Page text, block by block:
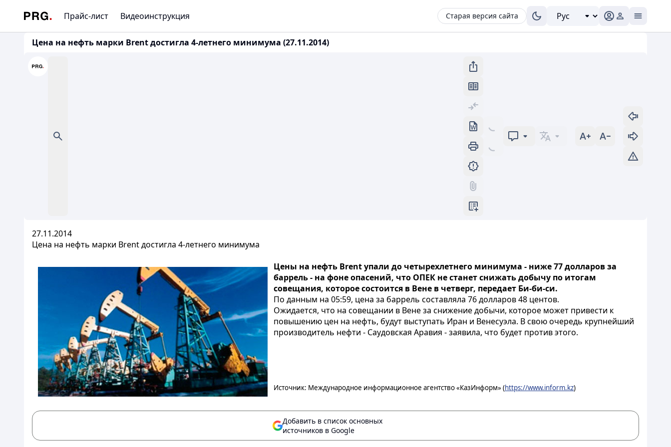
Прайс-лист Видеоинструкция Старая версия сайта
Цена на нефть марки Brent достигла 4-летнего минимума (27.11.2014)
27.11.2014
Цена на нефть марки Brent достигла 4-летнего минимума
Цены на нефть Brent упали до четырехлетнего минимума - ниже 77 долларов за
баррель - на фоне опасений, что ОПЕК не станет снижать добычу по итогам
совещания, которое состоится в Вене в четверг, передает Би-би-си.
По данным на 05:59, цена за баррель составляла 76 долларов 48 центов.
Ожидается, что на совещании в Вене за снижение добычи, которое может привести к
повышению цен на нефть, будут выступать Иран и Венесуэла. В свою очередь крупнейший
производитель нефти - Саудовская Аравия - заявила, что будет против этого.
Источник: Международное информационное агентство «КазИнформ» (https://www.inform.kz)
Добавить в список основных
источников в Google